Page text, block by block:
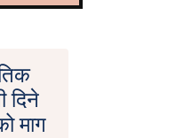
दिने
माग